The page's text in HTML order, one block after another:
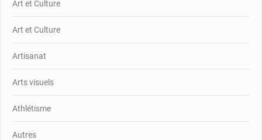
Art et Culture
Art et Culture
Artisanat
Arts visuels
Athlétisme
Autres